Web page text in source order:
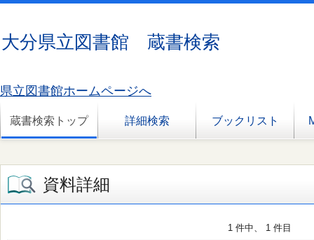
大分県立図書館 蔵書検索
県立図書館ホームページへ
蔵書検索トップ 詳細検索 ブックリスト
資料詳細
1 件中、 1 件目